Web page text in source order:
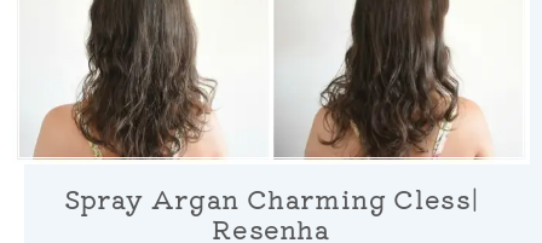
Spray Argan Charming Cless|
Resenha